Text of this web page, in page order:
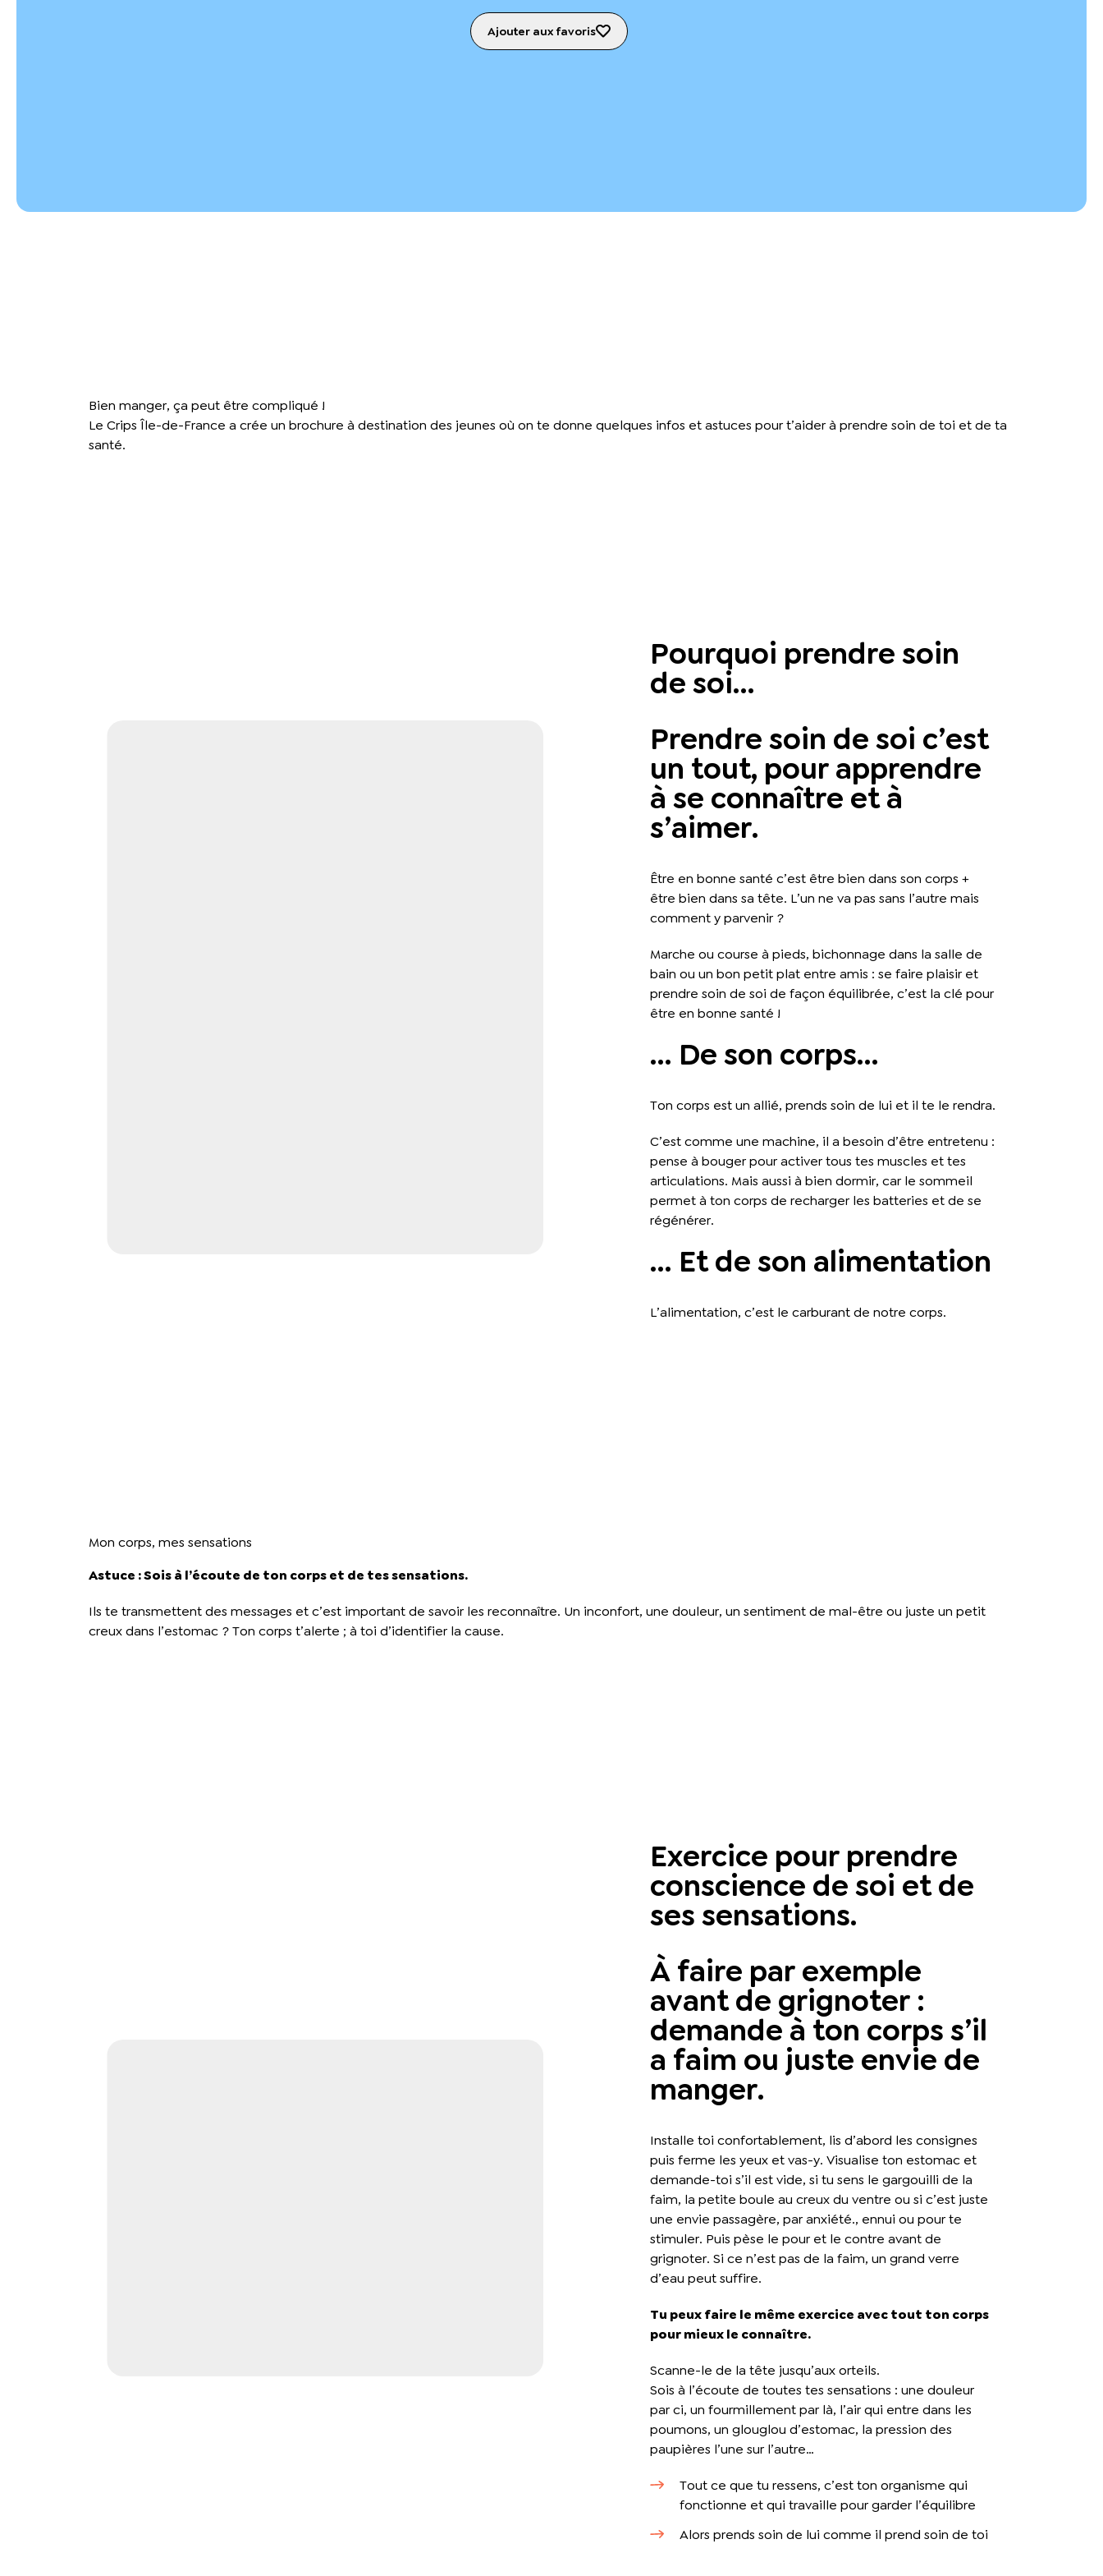
Ajouter aux favoris
Bien manger, ça peut être compliqué !
Le Crips Île-de-France a crée un brochure à destination des jeunes où on te donne quelques infos et astuces pour t’aider à prendre soin de toi et de ta
santé.
Pourquoi prendre soin
de soi…
Prendre soin de soi c’est
un tout, pour apprendre
à se connaître et à
s’aimer.
Être en bonne santé c’est être bien dans son corps +
être bien dans sa tête. L’un ne va pas sans l’autre mais
comment y parvenir ?
Marche ou course à pieds, bichonnage dans la salle de
bain ou un bon petit plat entre amis : se faire plaisir et
prendre soin de soi de façon équilibrée, c’est la clé pour
être en bonne santé !
… De son corps…
Ton corps est un allié, prends soin de lui et il te le rendra.
C’est comme une machine, il a besoin d’être entretenu :
pense à bouger pour activer tous tes muscles et tes
articulations. Mais aussi à bien dormir, car le sommeil
permet à ton corps de recharger les batteries et de se
régénérer.
… Et de son alimentation
L’alimentation, c’est le carburant de notre corps.
Mon corps, mes sensations
Astuce : Sois à l’écoute de ton corps et de tes sensations.
Ils te transmettent des messages et c’est important de savoir les reconnaître. Un inconfort, une douleur, un sentiment de mal-être ou juste un petit
creux dans l’estomac ? Ton corps t’alerte ; à toi d’identifier la cause.
Exercice pour prendre
conscience de soi et de
ses sensations.
À faire par exemple
avant de grignoter :
demande à ton corps s’il
a faim ou juste envie de
manger.
Installe toi confortablement, lis d’abord les consignes
puis ferme les yeux et vas-y. Visualise ton estomac et
demande-toi s’il est vide, si tu sens le gargouilli de la
faim, la petite boule au creux du ventre ou si c’est juste
une envie passagère, par anxiété., ennui ou pour te
stimuler. Puis pèse le pour et le contre avant de
grignoter. Si ce n’est pas de la faim, un grand verre
d’eau peut suffire.
Tu peux faire le même exercice avec tout ton corps
pour mieux le connaître.
Scanne-le de la tête jusqu’aux orteils.
Sois à l’écoute de toutes tes sensations : une douleur
par ci, un fourmillement par là, l’air qui entre dans les
poumons, un glouglou d’estomac, la pression des
paupières l’une sur l’autre…
Tout ce que tu ressens, c’est ton organisme qui
fonctionne et qui travaille pour garder l’équilibre
Alors prends soin de lui comme il prend soin de toi